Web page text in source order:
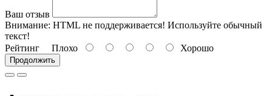
Ваш отзыв
Внимание: HTML не поддерживается! Используйте обычный
текст!
Рейтинг Плохо Хорошо
Продолжить